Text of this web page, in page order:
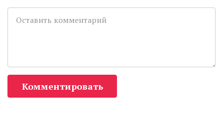
Комментировать